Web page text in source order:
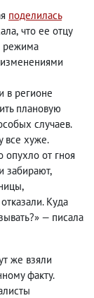
поделилась
, что ее отцу
режима
в регионе
плановую
случаев.
хуже.
опухло от гноя
забирают,
,
Куда
— писала
же взяли
факту.